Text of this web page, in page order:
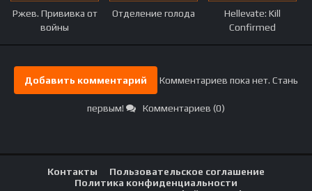
Ржев. Прививка от
войны
Отделение голода
Hellevate: Kill
Confirmed
Добавить комментарий Комментариев пока нет. Стань
первым! Комментариев (0)
Контакты
Пользовательское соглашение
Политика конфиденциальности